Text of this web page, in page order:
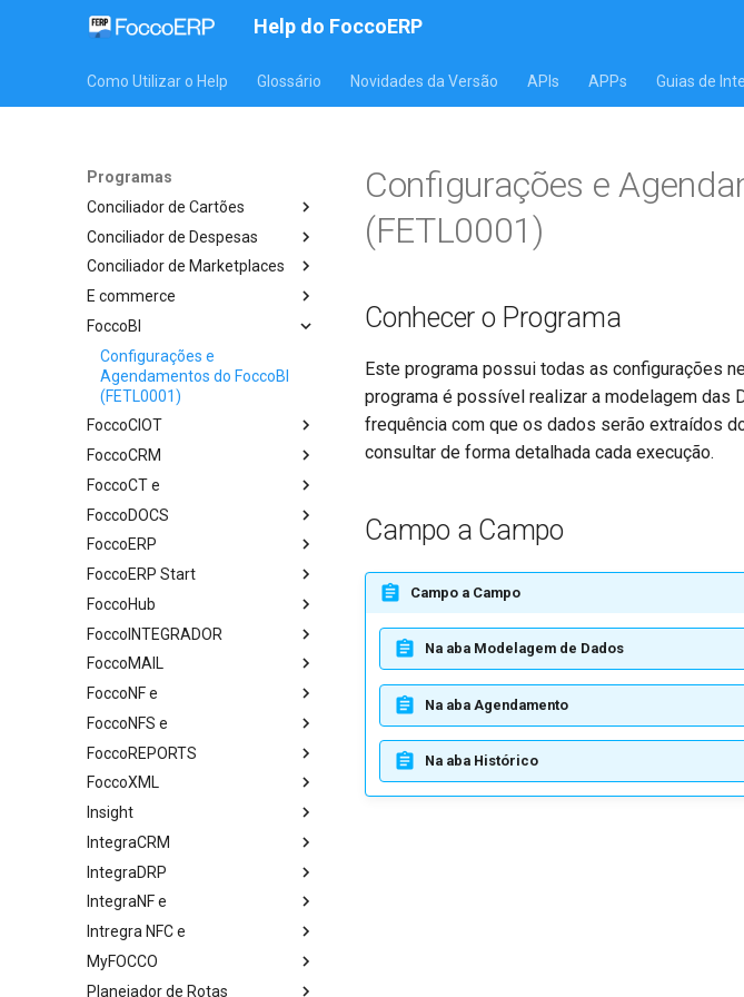
Help do FoccoERP
Como Utilizar o Help Glossário Novidades da Versão APIs APPs Guias de
Programas
Conciliador de Cartões
Conciliador de Despesas
Conciliador de Marketplaces
E commerce
FoccoBI
Configurações e
Agendamentos do FoccoBI
(FETL0001)
FoccoCIOT
FoccoCRM
FoccoCT e
FoccoDOCS
FoccoERP
FoccoERP Start
FoccoHub
FoccoINTEGRADOR
FoccoMAIL
FoccoNF e
FoccoNFS e
FoccoREPORTS
FoccoXML
Insight
IntegraCRM
IntegraDRP
IntegraNF e
Intregra NFC e
MyFOCCO
Planejador de Rotas
Configurações e
(FETL0001)
Conhecer o Programa
Este programa possui todas as configurações
programa é possível realizar a modelagem das
frequência com que os dados serão extraídos
consultar de forma detalhada cada execução.
Campo a Campo
Campo a Campo
Na aba Modelagem de Dados
Na aba Agendamento
Na aba Histórico